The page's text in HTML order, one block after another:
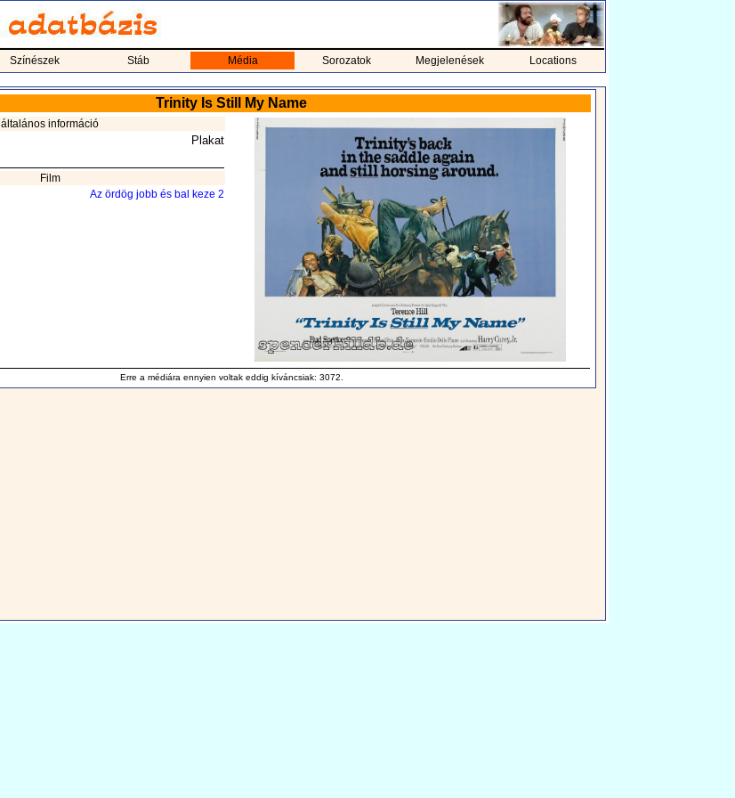
Színészek Stáb Média Sorozatok Megjelenések Locations
Trinity Is Still My Name
általános információ
Plakat
Film
Az ördög jobb és bal keze 2
Erre a médiára ennyien voltak eddig kíváncsiak: 3072.